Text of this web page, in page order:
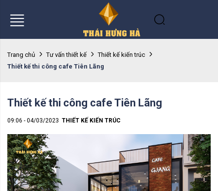
Trang chủ Tư vấn thiết kế
Thiết kế kiến trúc
Thiết kế thi công cafe Tiên Lãng
Thiết kế thi công cafe Tiên Lãng
09:06 - 04/03/2023 THIẾT KẾ KIẾN TRÚC